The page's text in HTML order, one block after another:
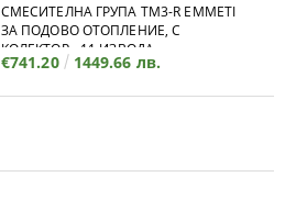
СМЕСИТЕЛНА ГРУПА TM3-R EMMETI
ЗА ПОДОВО ОТОПЛЕНИЕ, С
КОЛЕКТОР - 11 ИЗВОДА
€741.20 1449.66 лв.